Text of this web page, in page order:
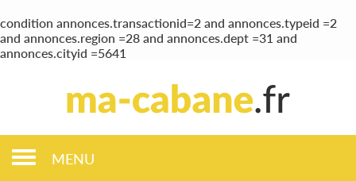
condition annonces.transactionid=2 and annonces.typeid =2
and annonces.region =28 and annonces.dept =31 and
annonces.cityid =5641
MENU